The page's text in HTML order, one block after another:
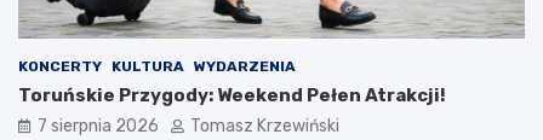
KONCERTY KULTURA WYDARZENIA
Toruńskie Przygody: Weekend Pełen Atrakcji!
7 sierpnia 2026 Tomasz Krzewiński